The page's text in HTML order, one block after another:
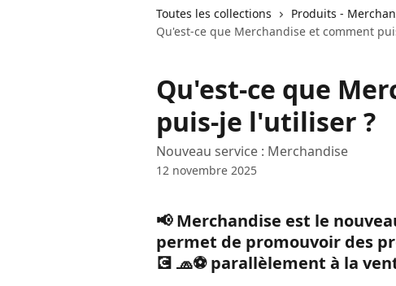
Toutes les collections
Produits -
Qu'est-ce que Merchandise et comment
Qu'est-ce que
puis-je l'utiliser ?
Nouveau service : Merchandise
12 novembre 2025
📢 Merchandise est le
permet de promouvoir des
💽 🧢⚽ parallèlement à la